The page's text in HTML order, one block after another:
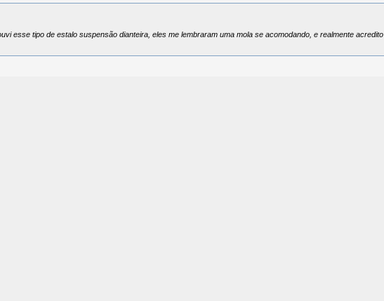
esse tipo de estalo suspensão dianteira, eles me lembraram uma mola se acomodando, e realmente acredito